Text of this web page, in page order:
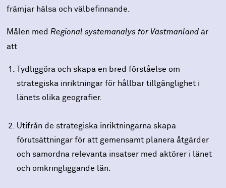
främjar hälsa och välbefinnande.
Målen med Regional systemanalys för Västmanlandär
att
Tydliggöra och skapa en bred förståelse om
strategiska inriktningar för hållbar tillgänglighet i
länets olika geografier.
Utifrån de strategiska inriktningarna skapa
förutsättningar för att gemensamt planera åtgärder
och samordna relevanta insatser med aktörer i länet
och omkringliggande län.